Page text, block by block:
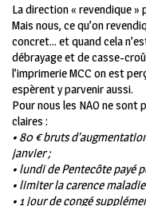
La direction « revendique »
Mais nous, ce qu’on
concret… et quand cela
débrayage et de casse-
l’imprimerie MCC on est
espèrent y parvenir aussi.
Pour nous les NAO ne
claires :
• 80 € bruts
janvier ;
• lundi de Pentecôte payé
• limiter la carence
• 1 jour de congé